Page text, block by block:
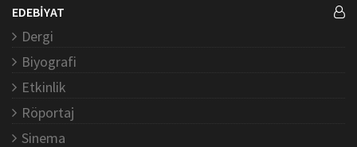
EDEBİYAT
Dergi
Biyografi
Etkinlik
Röportaj
Sinema